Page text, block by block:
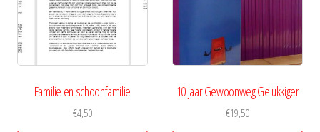
Familie en schoonfamilie
€4,50
10 jaar Gewoonweg Gelukkiger
€19,50